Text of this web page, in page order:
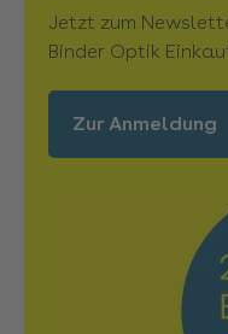
Jetzt zum
Binder Optik
Zur Anmeldung